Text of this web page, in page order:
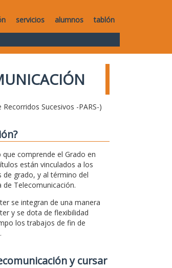
servicios alumnos tablón
Sucesivos -PARS-)
comprende el Grado en
están vinculados a los
grado, y al término del
Telecomunicación.
se integran de una manera
y se dota de flexibilidad
los trabajos de fin de
y cursar